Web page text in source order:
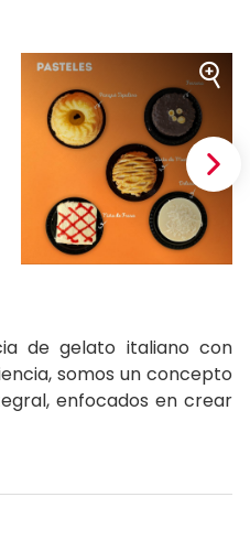
de gelato italiano con
somos un concepto
enfocados en crear